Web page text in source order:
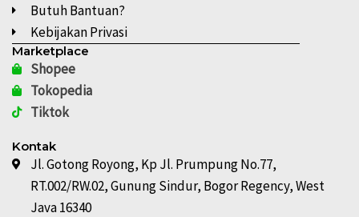
Butuh Bantuan?
Kebijakan Privasi
Marketplace
Shopee
Tokopedia
Tiktok
Kontak
Jl. Gotong Royong, Kp Jl. Prumpung No.77,
RT.002/RW.02, Gunung Sindur, Bogor Regency, West
Java 16340